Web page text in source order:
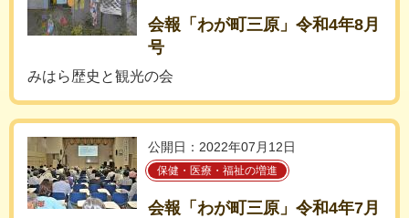
会報「わが町三原」令和4年8月
号
みはら歴史と観光の会
公開日：2022年07月12日
保健・医療・福祉の増進
会報「わが町三原」令和4年7月